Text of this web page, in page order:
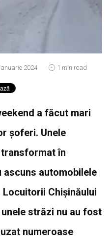
2024 1 min read
a făcut mari
șoferi. Unele
în
ascuns automobilele
Chișinăului
străzi nu au fost
numeroase